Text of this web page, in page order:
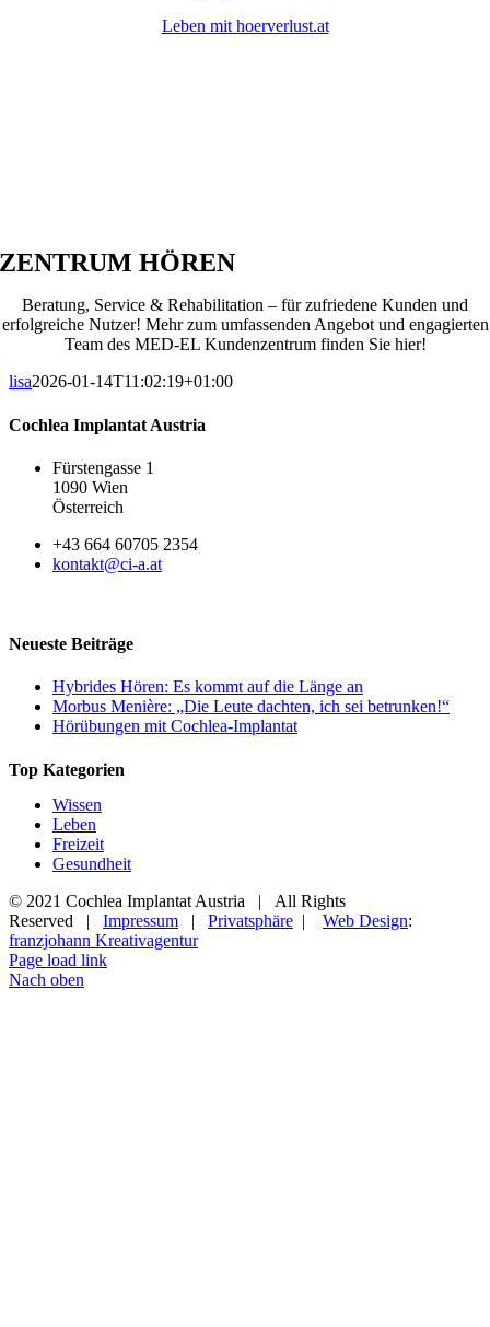
Leben mit hoerverlust.at
ZENTRUM HÖREN
Beratung, Service & Rehabilitation – für zufriedene Kunden und
erfolgreiche Nutzer! Mehr zum umfassenden Angebot und engagierten
Team des MED-EL Kundenzentrum finden Sie hier!
lisa2026-01-14T11:02:19+01:00
Cochlea Implantat Austria
Fürstengasse 1
1090 Wien
Österreich
+43 664 60705 2354
kontakt@ci-a.at
Neueste Beiträge
Hybrides Hören: Es kommt auf die Länge an
Morbus Menière: „Die Leute dachten, ich sei betrunken!“
Hörübungen mit Cochlea-Implantat
Top Kategorien
Wissen
Leben
Freizeit
Gesundheit
© 2021 Cochlea Implantat Austria | All Rights
Reserved | Impressum | Privatsphäre | Web Design:
franzjohann Kreativagentur
Page load link
Nach oben